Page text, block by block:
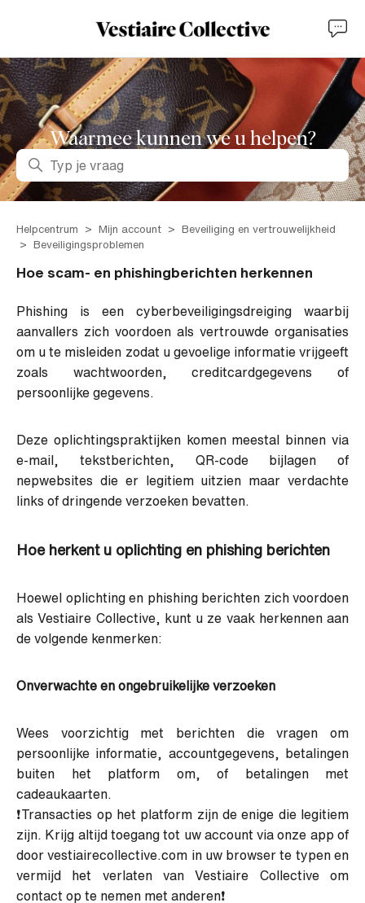
Waarmee kunnen we u helpen?
Zoeken
Helpcentrum Mijn account
Beveiliging en vertrouwelijkheid
Beveiligingsproblemen
Hoe scam- en phishingberichten herkennen
Phishing is een cyberbeveiligingsdreiging waarbij
aanvallers zich voordoen als vertrouwde organisaties
om u te misleiden zodat u gevoelige informatie vrijgeeft
zoals wachtwoorden, creditcardgegevens of
persoonlijke gegevens.
Deze oplichtingspraktijken komen meestal binnen via
e-mail, tekstberichten, QR-code bijlagen of
nepwebsites die er legitiem uitzien maar verdachte
links of dringende verzoeken bevatten.
Hoe herkent u oplichting en phishing berichten
Hoewel oplichting en phishing berichten zich voordoen
als Vestiaire Collective, kunt u ze vaak herkennen aan
de volgende kenmerken:
Onverwachte en ongebruikelijke verzoeken
Wees voorzichtig met berichten die vragen om
persoonlijke informatie, accountgegevens, betalingen
buiten het platform om, of betalingen met
cadeaukaarten.
❗Transacties op het platform zijn de enige die legitiem
zijn. Krijg altijd toegang tot uw account via onze app of
door vestiairecollective.com in uw browser te typen en
vermijd het verlaten van Vestiaire Collective om
contact op te nemen met anderen❗